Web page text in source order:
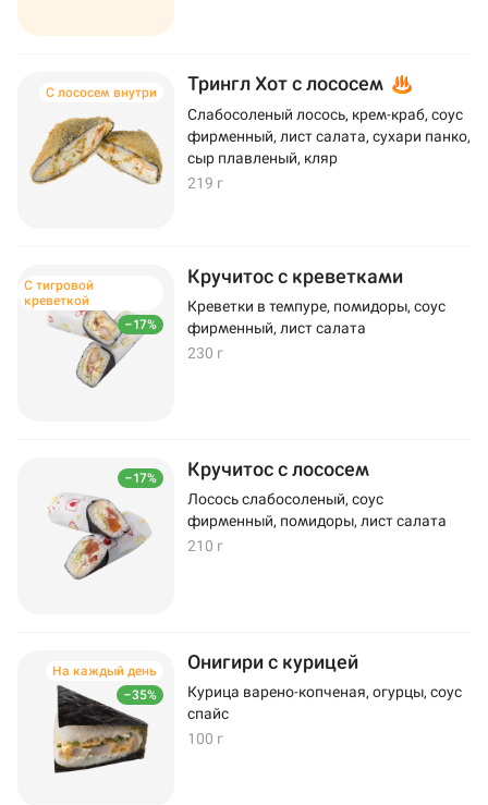
С лососем внутри Трингл Хот с лососем
Слабосоленый лосось, крем-краб, соус
фирменный, лист салата, сухари панко,
сыр плавленый, кляр
219 г
–17%
С тигровой
креветкой
Кручитос с креветками
Креветки в темпуре, помидоры, соус
фирменный, лист салата
230 г
–17% Кручитос с лососем
Лосось слабосоленый, соус
фирменный, помидоры, лист салата
210 г
–35%
На каждый день Онигири с курицей
Курица варено-копченая, огурцы, соус
спайс
100 г